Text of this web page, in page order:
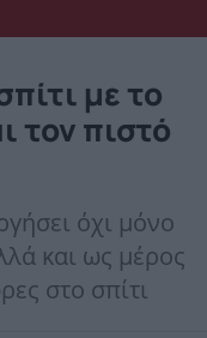
με το
τον πιστό
όχι μόνο
και ως μέρος
στο σπίτι